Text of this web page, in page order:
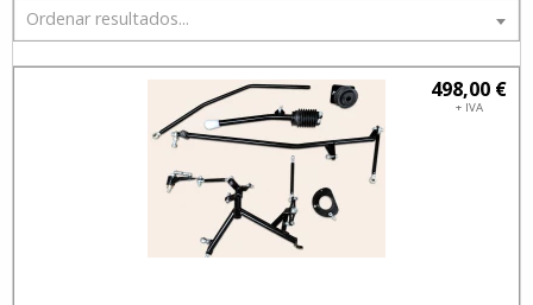
Ordenar resultados...
498,00 €
+ IVA